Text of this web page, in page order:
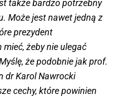
także bardzo potrzebny
Może jest nawet jedną z
prezydent
żeby nie ulegać
że podobnie jak prof.
dr Karol Nawrocki
cechy, które powinien